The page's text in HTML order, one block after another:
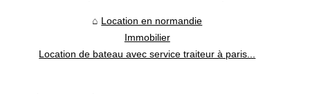
Location en normandie
Immobilier
Location de bateau avec service traiteur à paris...